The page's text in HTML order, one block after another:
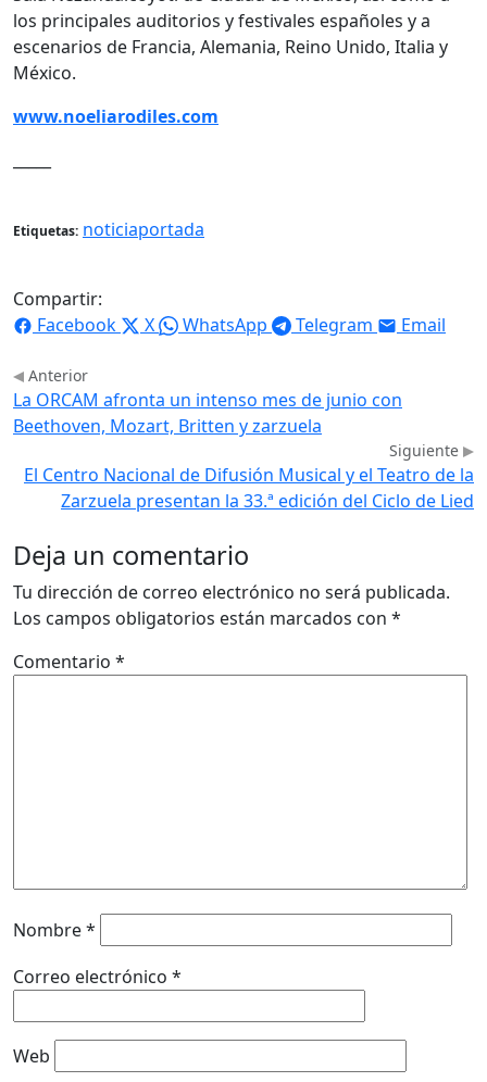
los principales auditorios y festivales españoles y a
escenarios de Francia, Alemania, Reino Unido, Italia y
México.
www.noeliarodiles.com
Etiquetas: noticiaportada
Compartir:
Facebook
X WhatsApp Telegram Email
Anterior
La ORCAM afronta un intenso mes de junio con
Beethoven, Mozart, Britten y zarzuela
Siguiente
El Centro Nacional de Difusión Musical y el Teatro de la
Zarzuela presentan la 33.ª edición del Ciclo de Lied
Deja un comentario
Tu dirección de correo electrónico no será publicada.
Los campos obligatorios están marcados con *
Comentario *
Nombre*
Correo electrónico *
Web